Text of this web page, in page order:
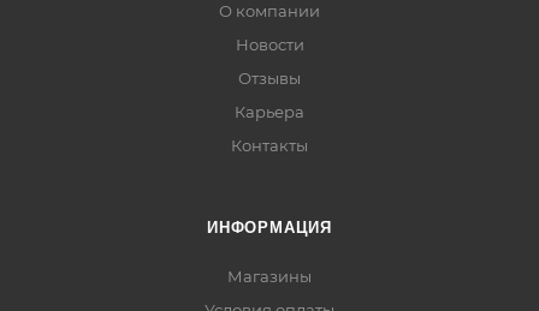
О компании
Новости
Отзывы
Карьера
Контакты
ИНФОРМАЦИЯ
Магазины